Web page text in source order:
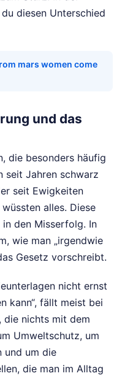
diesen Unterschied
mars women come
und das
die besonders häufig
seit Jahren schwarz
seit Ewigkeiten
alles. Diese
den Misserfolg. In
wie man „irgendwie
Gesetz vorschreibt.
nicht ernst
kann“, fällt meist bei
die nichts mit dem
Umweltschutz, um
und um die
die man im Alltag